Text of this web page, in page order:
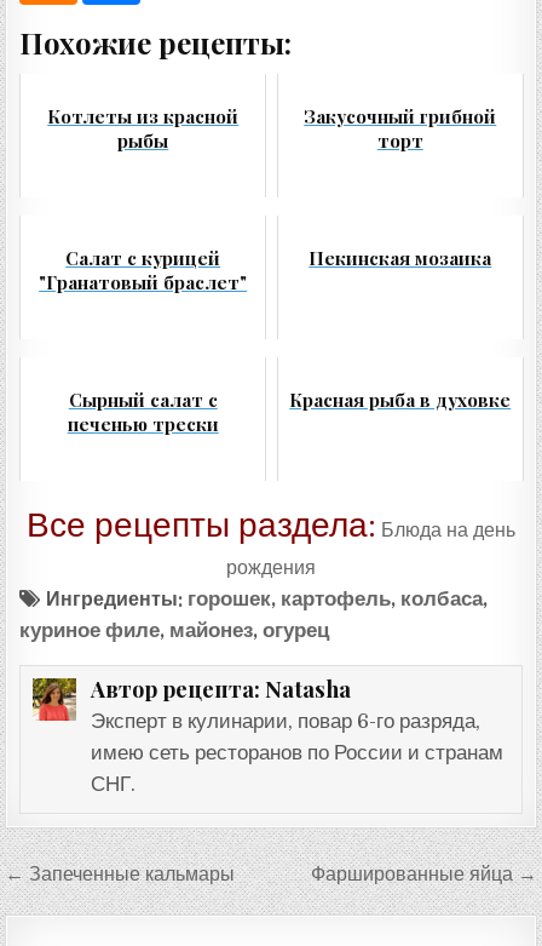
Похожие рецепты:
Котлеты из красной
рыбы
Закусочный грибной
торт
Салат с курицей
"Гранатовый браслет"
Пекинская мозаика
Сырный салат с
печенью трески
Красная рыба в духовке
Все рецепты раздела: Блюда на день
рождения
Ингредиенты: горошек, картофель, колбаса,
куриное филе, майонез,огурец
Автор рецепта: Natasha
Эксперт в кулинарии, повар 6-го разряда,
имею сеть ресторанов по России и странам
СНГ.
Навигация
по
← Запеченные кальмары Фаршированные яйца →